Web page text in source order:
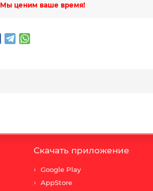
Мы ценим ваше время!
Скачать приложение
Google Play
AppStore